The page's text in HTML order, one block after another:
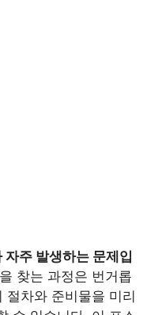
자주 발생하는 문제입
찾는 과정은 번거롭
절차와 준비물을 미리